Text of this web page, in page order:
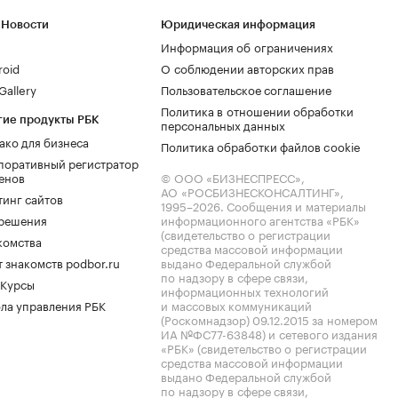
продукты РБК
для бизнеса
регистратор
сайтов
знакомств podbor.ru
управления РБК
Юридическая информация
Информация об ограничениях
О соблюдении авторских прав
Пользовательское соглашение
Политика в отношении обработки
персональных данных
Политика обработки файлов cookie
© ООО «БИЗНЕСПРЕСС»,
АО «РОСБИЗНЕСКОНСАЛТИНГ»,
1995–2026. Сообщения и материалы
информационного агентства «РБК»
(свидетельство о регистрации
средства массовой информации
выдано Федеральной службой
по надзору в сфере связи,
информационных технологий
и массовых коммуникаций
(Роскомнадзор) 09.12.2015 за номером
ИА №ФС77-63848) и сетевого издания
«РБК» (свидетельство о регистрации
средства массовой информации
выдано Федеральной службой
по надзору в сфере связи,